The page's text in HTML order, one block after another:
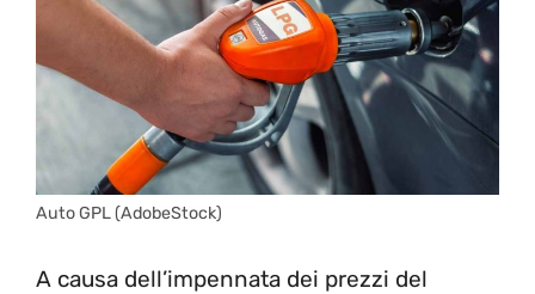
Auto GPL (AdobeStock)
A causa dell’impennata dei prezzi del